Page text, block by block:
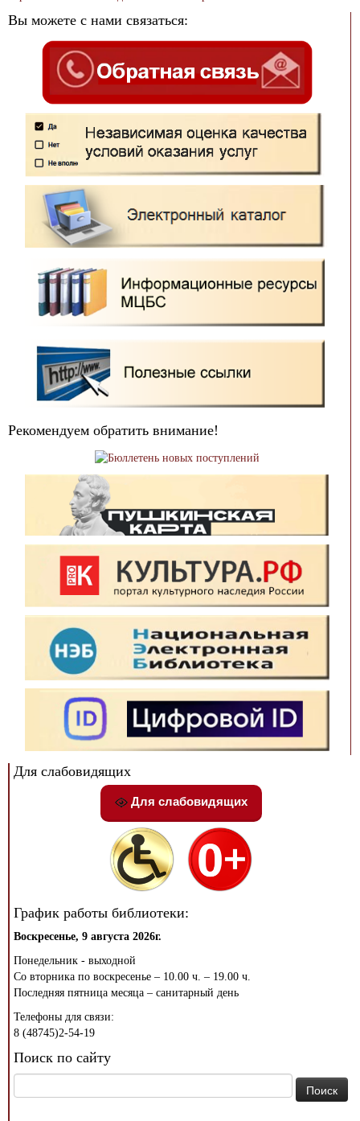
Вы можете с нами связаться:
Рекомендуем обратить внимание!
Для слабовидящих
Для слабовидящих
График работы библиотеки:
Воскресенье, 9 августа 2026г.
Понедельник - выходной
Со вторника по воскресенье – 10.00 ч. – 19.00 ч.
Последняя пятница месяца – санитарный день
Телефоны для связи:
8 (48745)2-54-19
Поиск по сайту